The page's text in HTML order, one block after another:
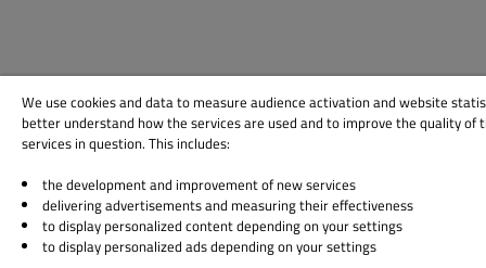
We use cookies and data to measure audience activation and website
better understand how the services are used and to improve the quality of
services in question. This includes:
the development and improvement of new services
delivering advertisements and measuring their effectiveness
to display personalized content depending on your settings
to display personalized ads depending on your settings